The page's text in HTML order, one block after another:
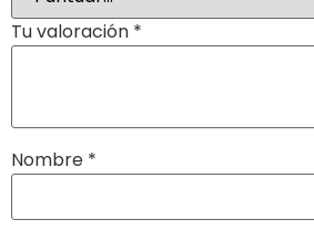
Tu valoración *
Nombre *